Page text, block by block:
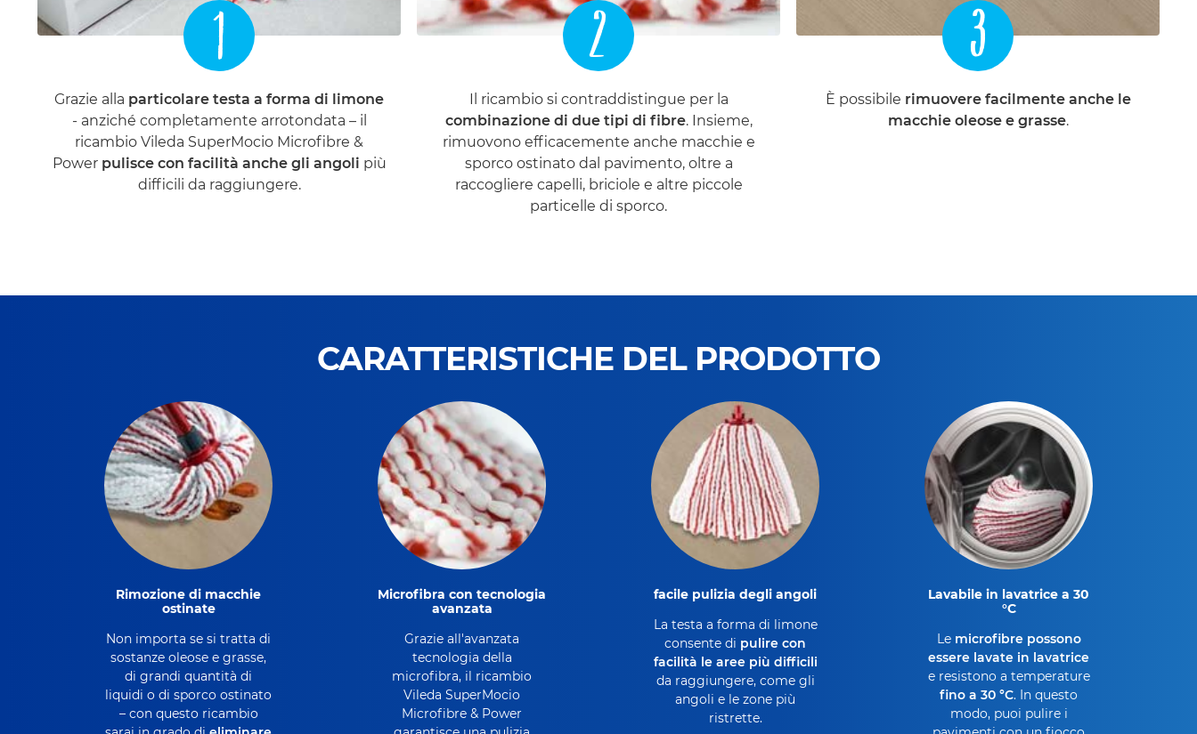
1
Grazie alla particolare testa a forma di limone
- anziché completamente arrotondata – il
ricambio Vileda SuperMocio Microfibre &
Power pulisce con facilità anche gli angoli più
difficili da raggiungere.
2
Il ricambio si contraddistingue per la
combinazione di due tipi di fibre. Insieme,
rimuovono efficacemente anche macchie e
sporco ostinato dal pavimento, oltre a
raccogliere capelli, briciole e altre piccole
particelle di sporco.
3
È possibile rimuovere facilmente anche le
macchie oleose e grasse.
CARATTERISTICHE DEL PRODOTTO
Rimozione di macchie
ostinate
Non importa se si tratta di
sostanze oleose e grasse,
di grandi quantità di
liquidi o di sporco ostinato
– con questo ricambio
Microfibra con tecnologia
avanzata
Grazie all'avanzata
tecnologia della
microfibra, il ricambio
Vileda SuperMocio
Microfibre & Power
facile pulizia degli angoli
La testa a forma di limone
consente di pulire con
facilità le aree più difficili
da raggiungere, come gli
angoli e le zone più
ristrette.
Lavabile in lavatrice a 30
°C
Le microfibre possono
essere lavate in lavatrice
e resistono a temperature
fino a 30 °C. In questo
modo, puoi pulire i